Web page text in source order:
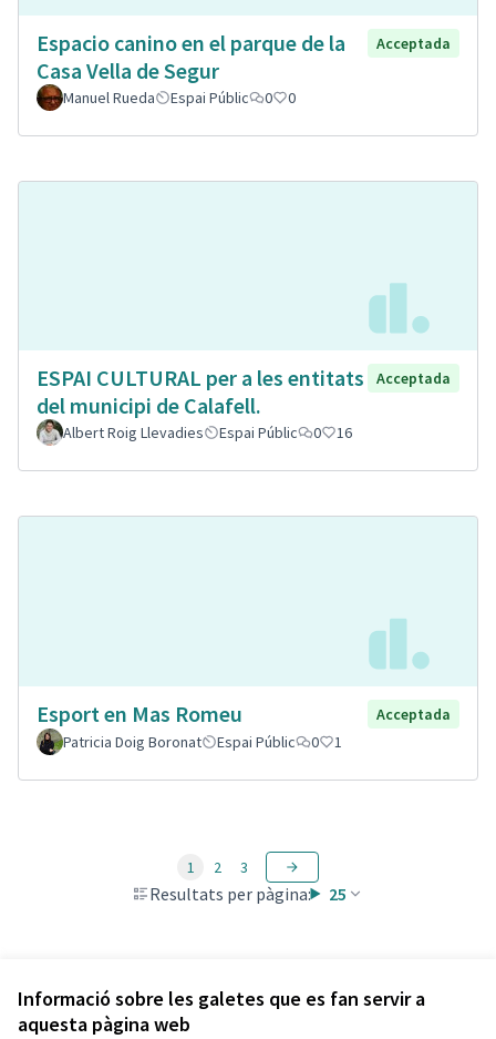
Informació sobre les galetes que es fan servir a
aquesta pàgina web
Espacio canino en el parque de la
Casa Vella de Segur
Acceptada
Manuel Rueda Espai Públic 0 0
ESPAI CULTURAL per a les entitats
del municipi de Calafell.
Acceptada
Albert Roig Llevadies Espai Públic 0 16
Esport en Mas Romeu
Acceptada
Patricia Doig Boronat
Espai Públic 0 1
Resultats per pàgina: 25
1 2 3
Veure totes les propostes retirades